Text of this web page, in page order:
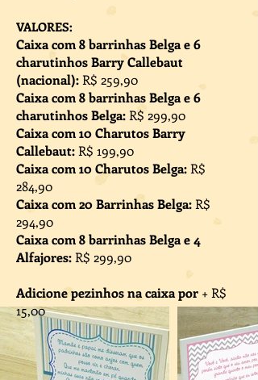
VALORES:
Caixa com 8 barrinhas Belga e 6
charutinhos Barry Callebaut
(nacional): R$ 259,90
Caixa com 8 barrinhas Belga e 6
charutinhos Belga: R$ 299,90
Caixa com 10 Charutos Barry
Callebaut: R$ 199,90
Caixa com 10 Charutos Belga: R$
284,90
Caixa com 20 Barrinhas Belga: R$
294,90
Caixa com 8 barrinhas Belga e 4
Alfajores: R$ 299,90
Adicione pezinhos na caixa por + R$
15,00